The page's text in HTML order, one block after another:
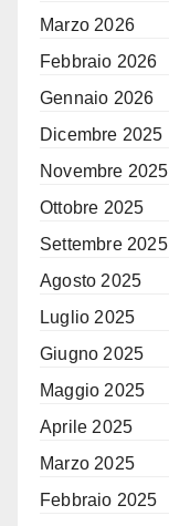
Marzo 2026
Febbraio 2026
Gennaio 2026
Dicembre 2025
Novembre 2025
Ottobre 2025
Settembre 2025
Agosto 2025
Luglio 2025
Giugno 2025
Maggio 2025
Aprile 2025
Marzo 2025
Febbraio 2025